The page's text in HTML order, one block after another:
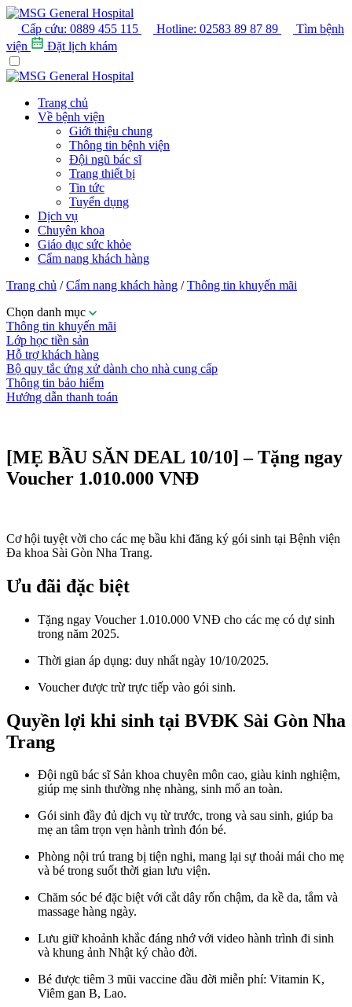
Cấp cứu: 0889 455 115 Hotline: 02583 89 87 89
Tìm bệnh
viện
Đặt lịch khám
Trang chủ
Về bệnh viện
Giới thiệu chung
Thông tin bệnh viện
Đội ngũ bác sĩ
Trang thiết bị
Tin tức
Tuyển dụng
Dịch vụ
Chuyên khoa
Giáo dục sức khỏe
Cẩm nang khách hàng
Trang chủ /Cẩm nang khách hàng /Thông tin khuyến mãi
Chọn danh mục
Thông tin khuyến mãi
Lớp học tiền sản
Hỗ trợ khách hàng
Bộ quy tắc ứng xử dành cho nhà cung cấp
Thông tin bảo hiểm
Hướng dẫn thanh toán
[MẸ BẦU SĂN DEAL 10/10] – Tặng ngay
Voucher 1.010.000 VNĐ
Cơ hội tuyệt vời cho các mẹ bầu khi đăng ký gói sinh tại Bệnh viện
Đa khoa Sài Gòn Nha Trang.
Ưu đãi đặc biệt
Tặng ngay Voucher 1.010.000 VNĐ cho các mẹ có dự sinh
trong năm 2025.
Thời gian áp dụng: duy nhất ngày 10/10/2025.
Voucher được trừ trực tiếp vào gói sinh.
Quyền lợi khi sinh tại BVĐK Sài Gòn Nha
Trang
Đội ngũ bác sĩ Sản khoa chuyên môn cao, giàu kinh nghiệm,
giúp mẹ sinh thường nhẹ nhàng, sinh mổ an toàn.
Gói sinh đầy đủ dịch vụ từ trước, trong và sau sinh, giúp ba
mẹ an tâm trọn vẹn hành trình đón bé.
Phòng nội trú trang bị tiện nghi, mang lại sự thoải mái cho mẹ
và bé trong suốt thời gian lưu viện.
Chăm sóc bé đặc biệt với cắt dây rốn chậm, da kề da, tắm và
massage hàng ngày.
Lưu giữ khoảnh khắc đáng nhớ với video hành trình đi sinh
và khung ảnh Nhật ký chào đời.
Bé được tiêm 3 mũi vaccine đầu đời miễn phí: Vitamin K,
Viêm gan B, Lao.